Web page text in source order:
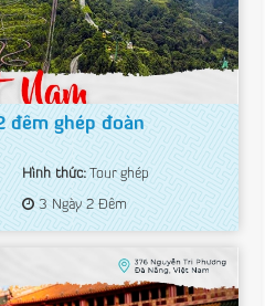
đêm ghép đoàn
Hình thức:Tour ghép
3 Ngày 2 Đêm